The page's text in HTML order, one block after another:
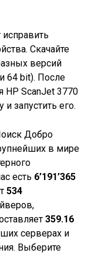
Скачайте
версий
64 bit). После
HP ScanJet 3770
запустить его.
Добро
в мире
есть 6’191’365
534
359.16
серверах и
Выберите